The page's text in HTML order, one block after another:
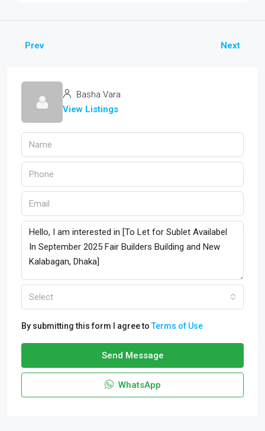
Prev Next
Basha Vara
View Listings
Select
By submitting this form I agree toTerms of Use
Send Message
WhatsApp